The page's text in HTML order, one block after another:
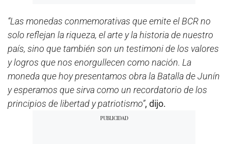
“Las monedas conmemorativas que emite el BCR no
solo reflejan la riqueza, el arte y la historia de nuestro
país, sino que también son un testimoni de los valores
y logros que nos enorgullecen como nación. La
moneda que hoy presentamos obra la Batalla de Junín
y esperamos que sirva como un recordatorio de los
principios de libertad y patriotismo”, dijo.